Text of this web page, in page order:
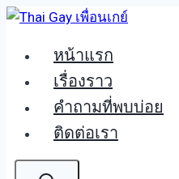
Skip
content หน้าแรก
เรื่องราว
คำถามที่พบบ่อย
ติดต่อเรา